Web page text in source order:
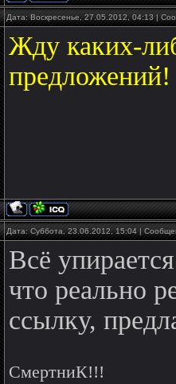
Дата: Воскресенье, 27.05.2012, 04:13 |
Жду каких-
предложений!
Дата: Суббота, 23.06.2012, 15:04 |
Всё
что реально
ссылку,
СмертниК!!!